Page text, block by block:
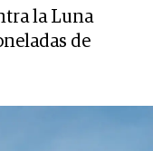
la Luna
de